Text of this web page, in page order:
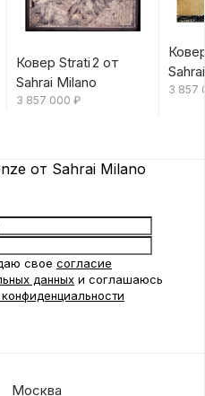
Ковер Strati 2 от
Sahrai Milano
3 857 000 ₽
3 857
от Sahrai Milano
свое согласие
данных и соглашаюсь
Москва